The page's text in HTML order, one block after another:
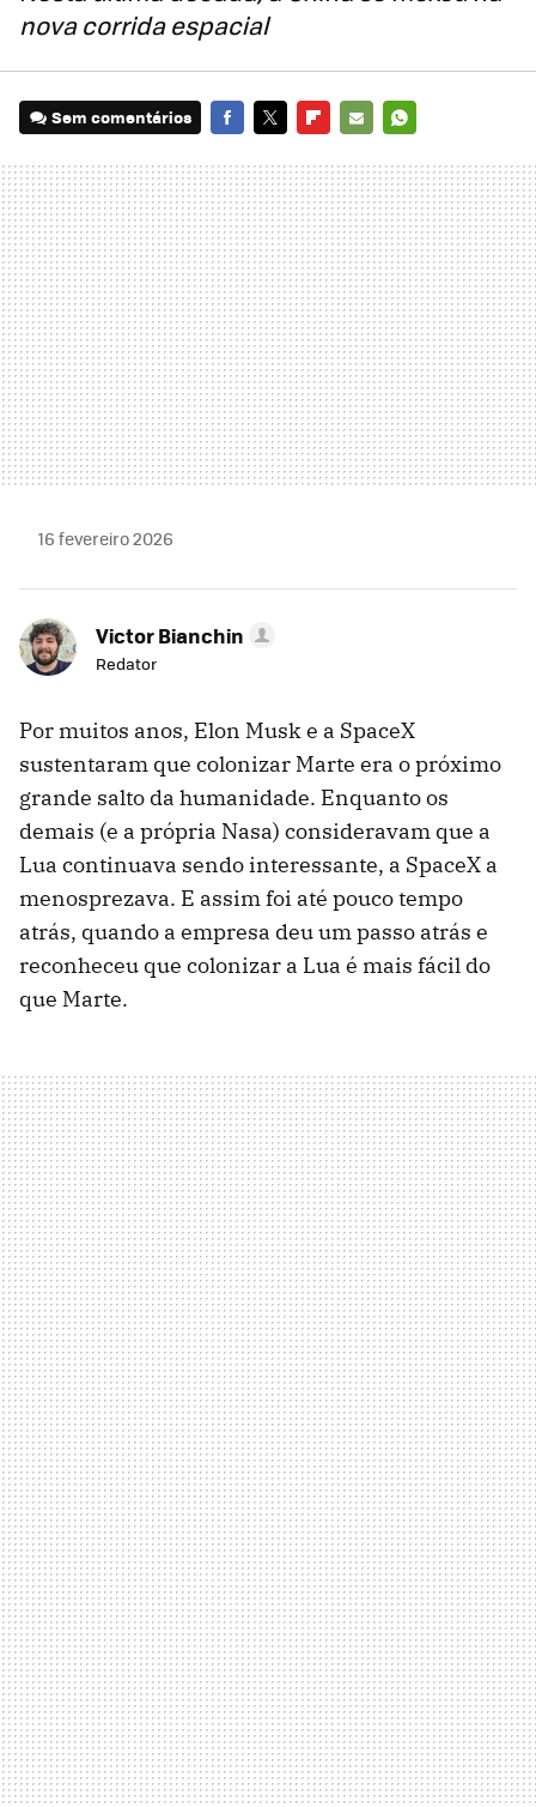
nova corrida espacial
Sem comentários
MAIL
16 fevereiro 2026
Victor Bianchin
Redator
Por muitos anos, Elon Musk e a SpaceX
sustentaram que colonizar Marte era o próximo
grande salto da humanidade. Enquanto os
demais (e a própria Nasa) consideravam que a
Lua continuava sendo interessante, a SpaceX a
menosprezava. E assim foi até pouco tempo
atrás, quando a empresa deu um passo atrás e
reconheceu que colonizar a Lua é mais fácil do
que Marte.